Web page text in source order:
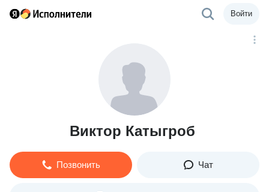
Войти
Виктор Катыгроб
Позвонить Чат